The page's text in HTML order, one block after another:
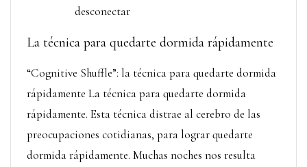
desconectar
La técnica para quedarte dormida rápidamente
“Cognitive Shuffle”: la técnica para quedarte dormida
rápidamente La técnica para quedarte dormida
rápidamente. Esta técnica distrae al cerebro de las
preocupaciones cotidianas, para lograr quedarte
dormida rápidamente. Muchas noches nos resulta